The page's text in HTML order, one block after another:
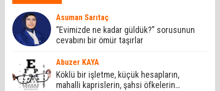
Asuman Sarıtaç
“Evimizde ne kadar güldük?” sorusunun
cevabını bir ömür taşırlar
Abuzer KAYA
Köklü bir işletme, küçük hesapların,
mahalli kaprislerin, şahsi öfkelerin